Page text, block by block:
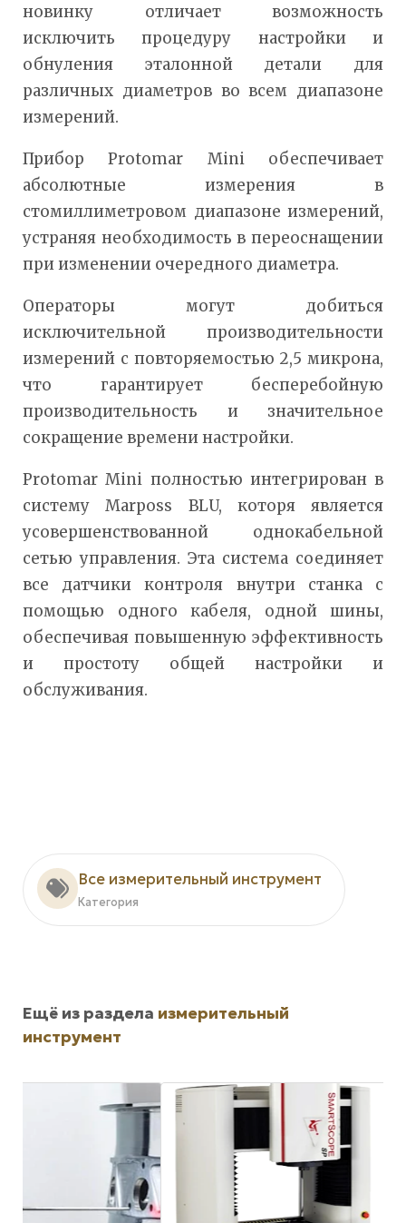
новинку отличает возможность
исключить процедуру настройки и
обнуления эталонной детали для
различных диаметров во всем диапазоне
измерений.
Прибор Protomar Mini обеспечивает
абсолютные измерения в
стомиллиметровом диапазоне измерений,
устраняя необходимость в переоснащении
при изменении очередного диаметра.
Операторы могут добиться
исключительной производительности
измерений с повторяемостью 2,5 микрона,
что гарантирует бесперебойную
производительность и значительное
сокращение времени настройки.
Protomar Mini полностью интегрирован в
систему Marposs BLU, которя является
усовершенствованной однокабельной
сетью управления. Эта система соединяет
все датчики контроля внутри станка с
помощью одного кабеля, одной шины,
обеспечивая повышенную эффективность
и простоту общей настройки и
обслуживания.
Все измерительный инструмент
Категория
Ещё из раздела измерительный
инструмент